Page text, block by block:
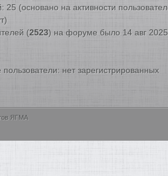
25 (основано на активности
(2523) на форуме было 14 авг
нет зарегистрированных
ЯГМА